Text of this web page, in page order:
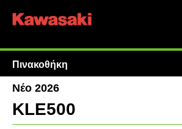
Πινακοθήκη
Νέο 2026
KLE500